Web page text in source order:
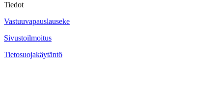
Tiedot
Vastuuvapauslauseke
Sivustoilmoitus
Tietosuojakäytäntö